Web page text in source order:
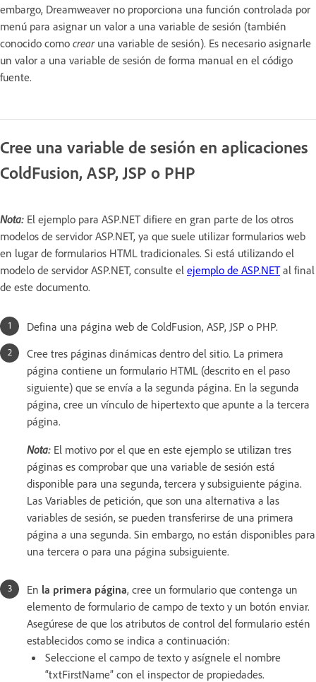
embargo, Dreamweaver no proporciona una función controlada por
menú para asignar un valor a una variable de sesión (también
conocido como crearuna variable de sesión). Es necesario asignarle
un valor a una variable de sesión de forma manual en el código
fuente.
Cree una variable de sesión en aplicaciones
ColdFusion, ASP, JSP o PHP
Nota: El ejemplo para ASP.NET difiere en gran parte de los otros
modelos de servidor ASP.NET, ya que suele utilizar formularios web
en lugar de formularios HTML tradicionales. Si está utilizando el
modelo de servidor ASP.NET, consulte el ejemplo de ASP.NETal final
de este documento.
Defina una página web de ColdFusion, ASP, JSP o PHP.
Cree tres páginas dinámicas dentro del sitio. La primera
página contiene un formulario HTML (descrito en el paso
siguiente) que se envía a la segunda página. En la segunda
página, cree un vínculo de hipertexto que apunte a la tercera
página.
Nota: El motivo por el que en este ejemplo se utilizan tres
páginas es comprobar que una variable de sesión está
disponible para una segunda, tercera y subsiguiente página.
Las Variables de petición, que son una alternativa a las
variables de sesión, se pueden transferirse de una primera
página a una segunda. Sin embargo, no están disponibles para
una tercera o para una página subsiguiente.
En la primera página, cree un formulario que contenga un
elemento de formulario de campo de texto y un botón enviar.
Asegúrese de que los atributos de control del formulario estén
establecidos como se indica a continuación:
Seleccione el campo de texto y asígnele el nombre
“txtFirstName” con el inspector de propiedades.